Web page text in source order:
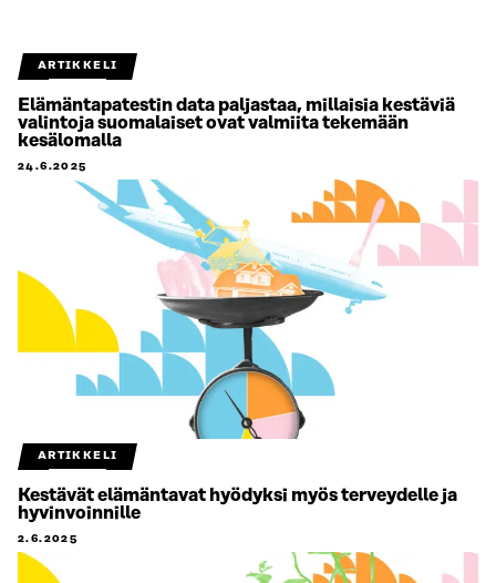
ARTIKKELI
Elämäntapatestin data paljastaa, millaisia kestäviä
valintoja suomalaiset ovat valmiita tekemään
kesälomalla
24.6.2025
ARTIKKELI
Kestävät elämäntavat hyödyksi myös terveydelle ja
hyvinvoinnille
2.6.2025